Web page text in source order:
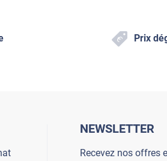
Prix
NEWSLETTER
Recevez nos offres